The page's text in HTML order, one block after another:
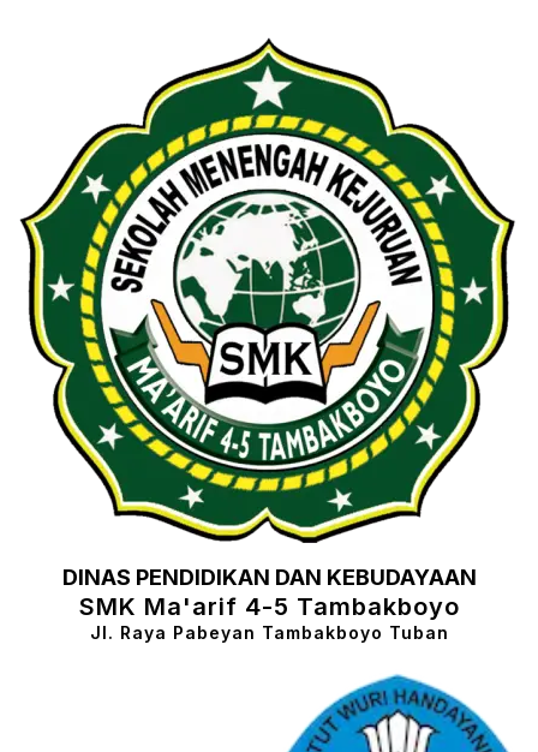
DINAS PENDIDIKAN DAN KEBUDAYAAN
SMK Ma'arif 4-5 Tambakboyo
Jl. Raya Pabeyan Tambakboyo Tuban